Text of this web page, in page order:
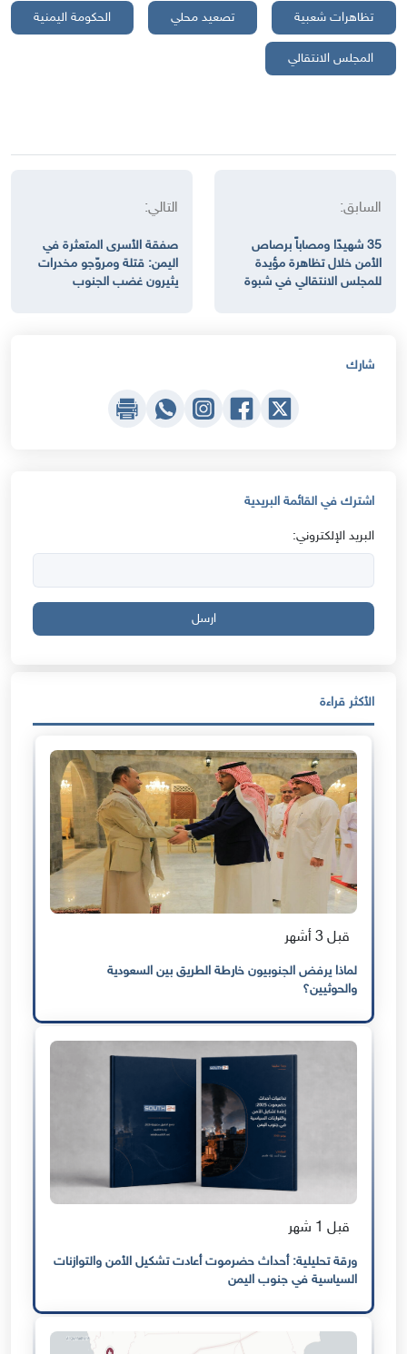
تظاهرات شعبية تصعيد محلي الحكومة اليمنية
المجلس الانتقالي
السابق:
35 شهيدًا ومصاباً برصاص
الأمن خلال تظاهرة مؤيدة
للمجلس الانتقالي في شبوة
التالي:
صفقة الأسرى المتعثرة في
اليمن: قتلة ومروّجو مخدرات
يثيرون غضب الجنوب
شارك
اشترك في القائمة البريدية
البريد الإلكتروني:
ارسل
الأكثر قراءة
قبل 3 أشهر
لماذا يرفض الجنوبيون خارطة الطريق بين السعودية
والحوثيين؟
قبل 1 شهر
ورقة تحليلية: أحداث حضرموت أعادت تشكيل الأمن والتوازنات
السياسية في جنوب اليمن